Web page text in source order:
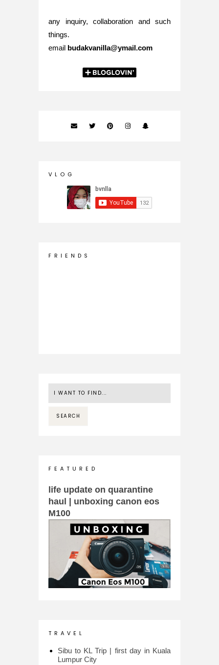
any inquiry, collaboration and such
things.
email budakvanilla@ymail.com
V L O G
F R I E N D S
F E A T U R E D
life update on quarantine
haul | unboxing canon eos
M100
T R A V E L
Sibu to KL Trip | first day in Kuala
Lumpur City